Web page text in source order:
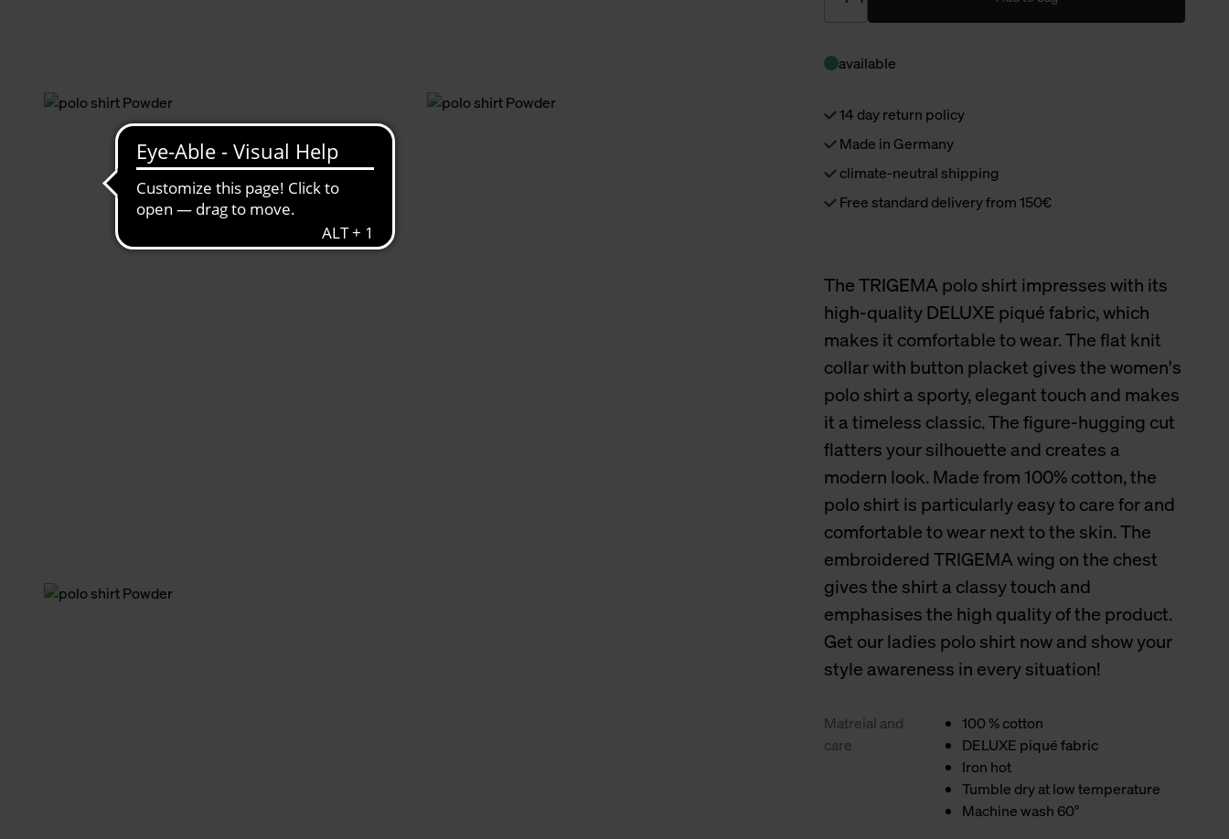
available
14 day return policy
Made in Germany
climate-neutral shipping
Free standard delivery from 150€
The TRIGEMA polo shirt impresses with its
high-quality DELUXE piqué fabric, which
makes it comfortable to wear. The flat knit
collar with button placket gives the women's
polo shirt a sporty, elegant touch and makes
it a timeless classic. The figure-hugging cut
flatters your silhouette and creates a
modern look. Made from 100% cotton, the
polo shirt is particularly easy to care for and
comfortable to wear next to the skin. The
embroidered TRIGEMA wing on the chest
gives the shirt a classy touch and
emphasises the high quality of the product.
Get our ladies polo shirt now and show your
style awareness in every situation!
Matreial and
care
100 % cotton
DELUXE piqué fabric
Iron hot
Tumble dry at low temperature
Machine wash 60°